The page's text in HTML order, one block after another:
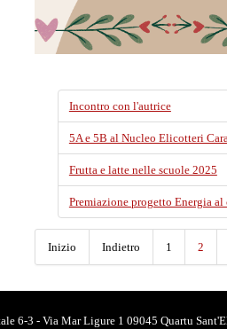
Incontro con l'autrice
5A e 5B al Nucleo Elicotteri
Frutta e latte nelle scuole 2025
Premiazione progetto Energia al
Inizio Indietro 1 2
6-3 - Via Mar Ligure 1 09045 Quartu